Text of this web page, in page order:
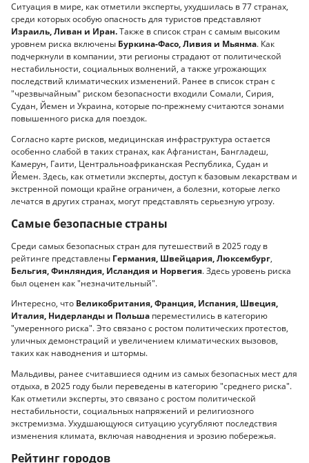
Ситуация в мире, как отметили эксперты, ухудшилась в 77 странах,
среди которых особую опасность для туристов представляют
Израиль, Ливан и Иран.Также в список стран с самым высоким
уровнем риска включены Буркина-Фасо, Ливия и Мьянма. Как
подчеркнули в компании, эти регионы страдают от политической
нестабильности, социальных волнений, а также угрожающих
последствий климатических изменений. Ранее в список стран с
"чрезвычайным" риском безопасности входили Сомали, Сирия,
Судан, Йемен и Украина, которые по-прежнему считаются зонами
повышенного риска для поездок.
Согласно карте рисков, медицинская инфраструктура остается
особенно слабой в таких странах, как Афганистан, Бангладеш,
Камерун, Гаити, Центральноафриканская Республика, Судан и
Йемен. Здесь, как отметили эксперты, доступ к базовым лекарствам и
экстренной помощи крайне ограничен, а болезни, которые легко
лечатся в других странах, могут представлять серьезную угрозу.
Самые безопасные страны
Среди самых безопасных стран для путешествий в 2025 году в
рейтинге представлены Германия, Швейцария, Люксембург,
Бельгия, Финляндия, Исландия и Норвегия. Здесь уровень риска
был оценен как "незначительный".
Интересно, что Великобритания, Франция, Испания, Швеция,
Италия, Нидерланды и Польша переместились в категорию
"умеренного риска". Это связано с ростом политических протестов,
уличных демонстраций и увеличением климатических вызовов,
таких как наводнения и штормы.
Мальдивы, ранее считавшиеся одним из самых безопасных мест для
отдыха, в 2025 году были переведены в категорию "среднего риска".
Как отметили эксперты, это связано с ростом политической
нестабильности, социальных напряжений и религиозного
экстремизма. Ухудшающуюся ситуацию усугубляют последствия
изменения климата, включая наводнения и эрозию побережья.
Рейтинг городов